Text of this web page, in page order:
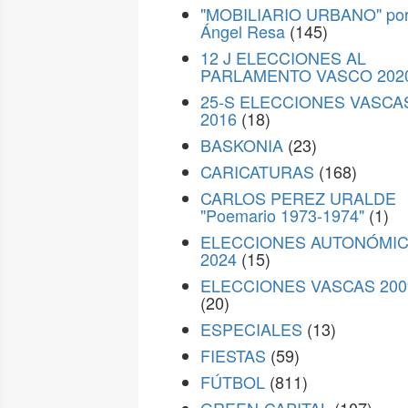
"MOBILIARIO URBANO"
Ángel Resa (145)
12 J ELECCIONES AL
PARLAMENTO VASCO
25-S ELECCIONES
2016 (18)
BASKONIA (23)
CARICATURAS (168)
CARLOS PEREZ URALDE
"Poemario 1973-1974" (1)
ELECCIONES
2024 (15)
ELECCIONES VASCAS
(20)
ESPECIALES (13)
FIESTAS (59)
FÚTBOL (811)